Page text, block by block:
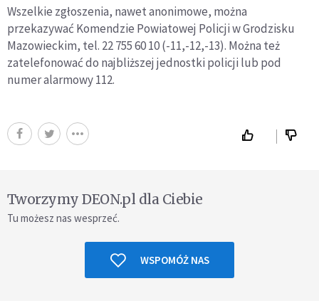
Wszelkie zgłoszenia, nawet anonimowe, można
przekazywać Komendzie Powiatowej Policji w Grodzisku
Mazowieckim, tel. 22 755 60 10 (-11,-12,-13). Można też
zatelefonować do najbliższej jednostki policji lub pod
numer alarmowy 112.
Tworzymy DEON.pl dla Ciebie
Tu możesz nas wesprzeć.
WSPOMÓŻ NAS